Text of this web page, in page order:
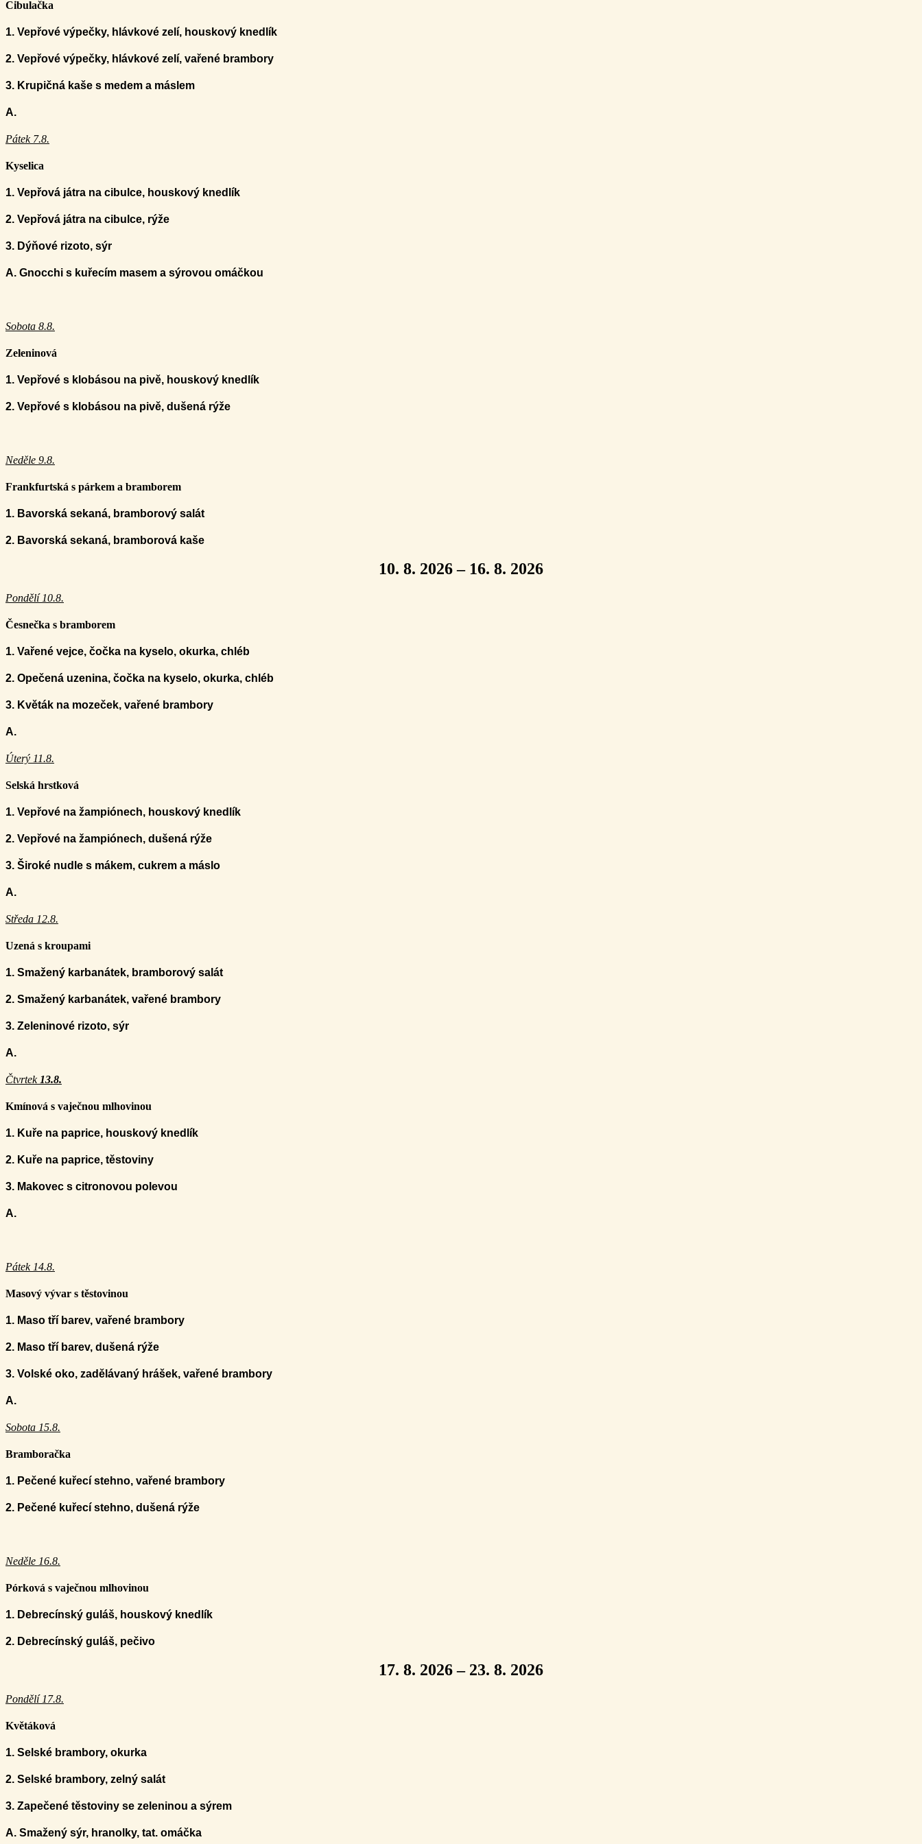
Cibulačka
1. Vepřové výpečky, hlávkové zelí, houskový knedlík
2. Vepřové výpečky, hlávkové zelí, vařené brambory
3. Krupičná kaše s medem a máslem
A.
Pátek 7.8.
Kyselica
1. Vepřová játra na cibulce, houskový knedlík
2. Vepřová játra na cibulce, rýže
3. Dýňové rizoto, sýr
A. Gnocchi s kuřecím masem a sýrovou omáčkou
Sobota 8.8.
Zeleninová
1. Vepřové s klobásou na pivě, houskový knedlík
2. Vepřové s klobásou na pivě, dušená rýže
Neděle 9.8.
Frankfurtská s párkem a bramborem
1. Bavorská sekaná, bramborový salát
2. Bavorská sekaná, bramborová kaše
10. 8. 2026 – 16. 8. 2026
Pondělí 10.8.
Česnečka s bramborem
1. Vařené vejce, čočka na kyselo, okurka, chléb
2. Opečená uzenina, čočka na kyselo, okurka, chléb
3. Květák na mozeček, vařené brambory
A.
Úterý 11.8.
Selská hrstková
1. Vepřové na žampiónech, houskový knedlík
2. Vepřové na žampiónech, dušená rýže
3. Široké nudle s mákem, cukrem a máslo
A.
Středa 12.8.
Uzená s kroupami
1. Smažený karbanátek, bramborový salát
2. Smažený karbanátek, vařené brambory
3. Zeleninové rizoto, sýr
A.
Čtvrtek13.8.
Kmínová s vaječnou mlhovinou
1. Kuře na paprice, houskový knedlík
2. Kuře na paprice, těstoviny
3. Makovec s citronovou polevou
A.
Pátek 14.8.
Masový vývar s těstovinou
1. Maso tří barev, vařené brambory
2. Maso tří barev, dušená rýže
3. Volské oko, zadělávaný hrášek, vařené brambory
A.
Sobota 15.8.
Bramboračka
1. Pečené kuřecí stehno, vařené brambory
2. Pečené kuřecí stehno, dušená rýže
Neděle 16.8.
Pórková s vaječnou mlhovinou
1. Debrecínský guláš, houskový knedlík
2. Debrecínský guláš, pečivo
17. 8. 2026 – 23. 8. 2026
Pondělí 17.8.
Květáková
1. Selské brambory, okurka
2. Selské brambory, zelný salát
3. Zapečené těstoviny se zeleninou a sýrem
A. Smažený sýr, hranolky, tat. omáčka